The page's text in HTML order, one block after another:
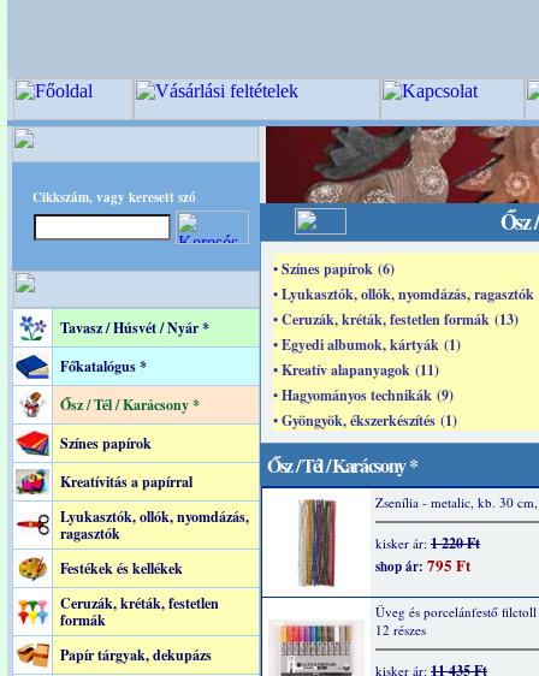
Cikkszám, vagy keresett szó
Tavasz / Húsvét / Nyár *
Főkatalógus *
Ősz / Tél / Karácsony *
Színes papírok
Kreatívitás a papírral
Lyukasztók, ollók, nyomdázás,
ragasztók
Festékek és kellékek
Ceruzák, kréták, festetlen
formák
Papír tárgyak, dekupázs
Ősz
• Színes papírok (6)
• Lyukasztók, ollók, nyomdázás, ragasztók
• Ceruzák, kréták, festetlen formák (13)
• Egyedi albumok, kártyák (1)
• Kreatív alapanyagok (11)
• Hagyományos technikák (9)
• Gyöngyök, ékszerkészítés (1)
Ősz / Tél / Karácsony *
Zsenília - metalic, kb. 30
kisker ár: 1 220 Ft
shop ár: 795 Ft
Üveg és porcelánfestő filctoll
12 részes
kisker ár: 11 435 Ft